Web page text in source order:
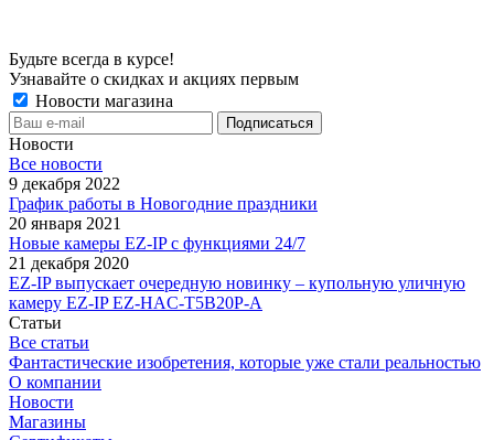
Будьте всегда в курсе!
Узнавайте о скидках и акциях первым
Новости магазина
Новости
Все новости
9 декабря 2022
График работы в Новогодние праздники
20 января 2021
Новые камеры EZ-IP с функциями 24/7
21 декабря 2020
EZ-IP выпускает очередную новинку – купольную уличную
камеру EZ-IP EZ-HAC-T5B20P-A
Статьи
Все статьи
Фантастические изобретения, которые уже стали реальностью
О компании
Новости
Магазины